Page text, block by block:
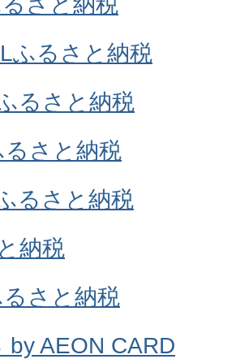
ふるさと納税
るさと納税
さと納税
るさと納税
納税
さと納税
by AEON CARD